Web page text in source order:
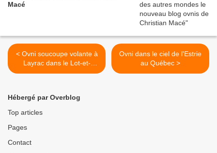
Macé
< Ovni soucoupe volante à
Layrac dans le Lot-et-
Garonne en France le 28
Ovni dans le ciel de l'Estrie
au Québec >
Hébergé par Overblog
Top articles
Pages
Contact